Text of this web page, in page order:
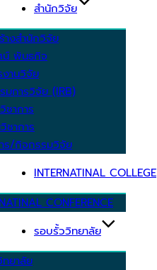
สำนักวิจัย
างสำนักวิจัย
น์ พันธกิจ
งานวิจัย
มการวิจัย (IRB)
ชาการ
ชาการ
ร/กิจกรรมวิจัย
INTERNATINAL COLLEGE
CONFERENCE
รอบรั้ววิทยาลัย
ทยาลัย